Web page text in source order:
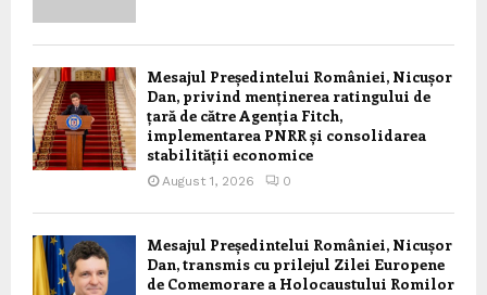
Mesajul Președintelui României, Nicușor
Dan, privind menținerea ratingului de
țară de către Agenția Fitch,
implementarea PNRR și consolidarea
stabilității economice
August 1, 2026 0
Mesajul Președintelui României, Nicușor
Dan, transmis cu prilejul Zilei Europene
de Comemorare a Holocaustului Romilor